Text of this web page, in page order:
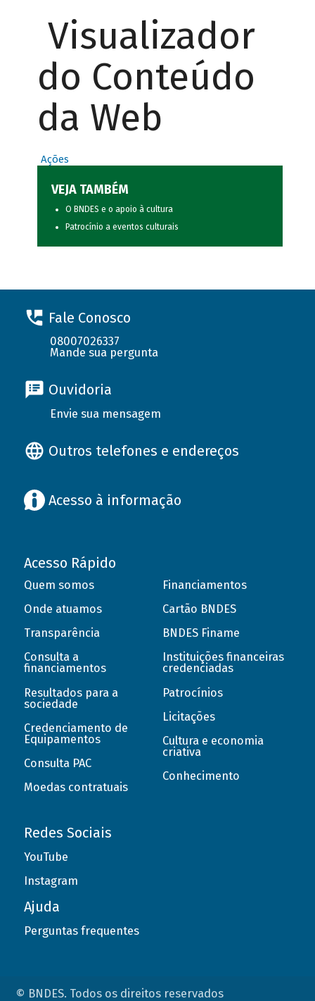
Visualizador
do Conteúdo
da Web
Ações
VEJA TAMBÉM
O BNDES e o apoio à cultura
Patrocínio a eventos culturais
Fale Conosco
08007026337
Mande sua pergunta
Ouvidoria
Envie sua mensagem
Outros telefones e endereços
Acesso à informação
Acesso Rápido
Quem somos
Onde atuamos
Transparência
Consulta a
financiamentos
Resultados para a
sociedade
Credenciamento de
Equipamentos
Consulta PAC
Moedas contratuais
Financiamentos
Cartão BNDES
BNDES Finame
Instituições financeiras
credenciadas
Patrocínios
Licitações
Cultura e economia
criativa
Conhecimento
Redes Sociais
YouTube
Instagram
Ajuda
Perguntas frequentes
© BNDES. Todos os direitos reservados